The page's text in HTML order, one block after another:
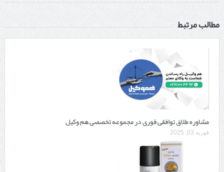
مطالب مرتبط
مشاوره طلاق توافقی فوری در مجموعه تخصصی هم وکیل
فوریه 03, 2025